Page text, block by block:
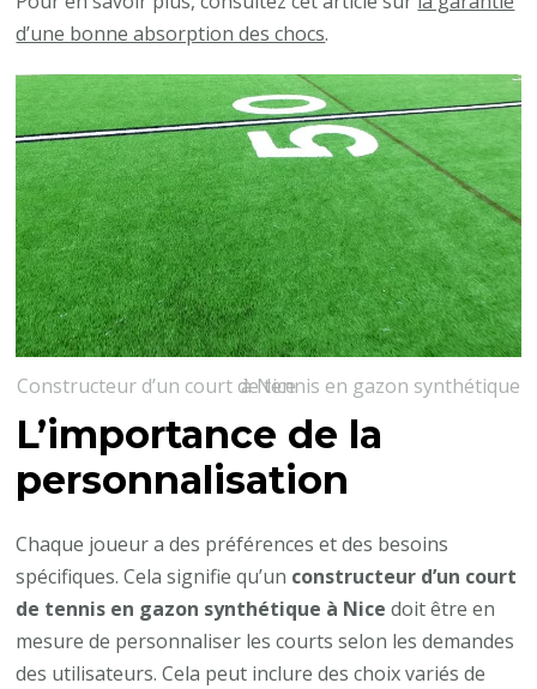
d’une bonne absorption des chocs.
Constructeur d’un court de tennis en gazon synthétique à Nice
L’importance de la
personnalisation
Chaque joueur a des préférences et des besoins
spécifiques. Cela signifie qu’un constructeur d’un court
de tennis en gazon synthétique à Nice doit être en
mesure de personnaliser les courts selon les demandes
des utilisateurs. Cela peut inclure des choix variés de